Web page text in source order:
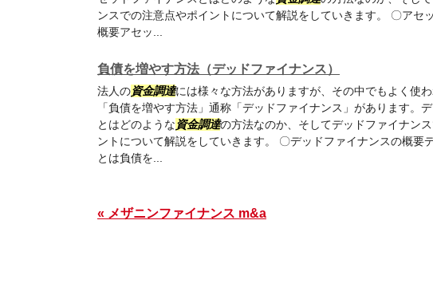
ンスでの注意点やポイントについて解説をしていきます。 〇アセ
概要アセッ...
負債を増やす方法（デッドファイナンス）
法人の資金調達には様々な方法がありますが、その中でもよく使
「負債を増やす方法」通称「デッドファイナンス」があります。
とはどのような資金調達の方法なのか、そしてデッドファイナン
ントについて解説をしていきます。 〇デッドファイナンスの概要
とは負債を...
« メザニンファイナンス m&a